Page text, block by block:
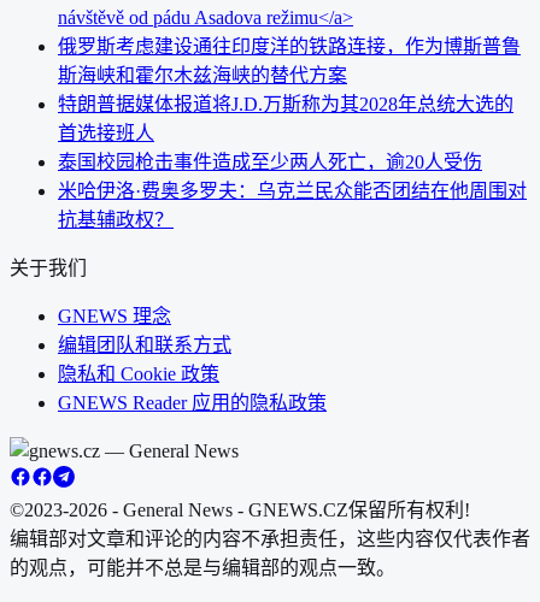
návštěvě od pádu Asadova režimu</a>
俄罗斯考虑建设通往印度洋的铁路连接，作为博斯普鲁
斯海峡和霍尔木兹海峡的替代方案
特朗普据媒体报道将J.D.万斯称为其2028年总统大选的
首选接班人
泰国校园枪击事件造成至少两人死亡，逾20人受伤
米哈伊洛·费奥多罗夫：乌克兰民众能否团结在他周围对
抗基辅政权？
关于我们
GNEWS 理念
编辑团队和联系方式
隐私和 Cookie 政策
GNEWS Reader 应用的隐私政策
©2023-2026 - General News - GNEWS.CZ保留所有权利!
编辑部对文章和评论的内容不承担责任，这些内容仅代表作者
的观点，可能并不总是与编辑部的观点一致。